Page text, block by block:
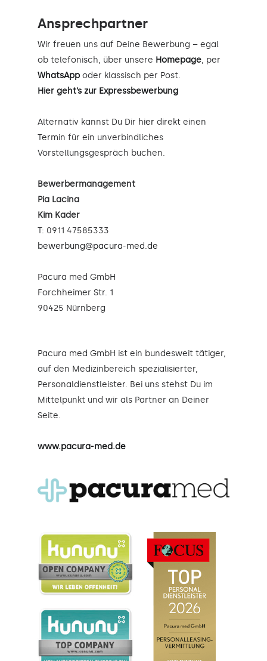
Ansprechpartner
Wir freuen uns auf Deine Bewerbung – egal
ob telefonisch, über unsere Homepage, per
WhatsApp oder klassisch per Post.
Hier geht’s zur Expressbewerbung
Alternativ kannst Du Dir hier direkt einen
Termin für ein unverbindliches
Vorstellungsgespräch buchen.
Bewerbermanagement
Pia Lacina
Kim Kader
T: 0911 47585333
bewerbung@pacura-med.de
Pacura med GmbH
Forchheimer Str. 1
90425 Nürnberg
Pacura med GmbH ist ein bundesweit tätiger,
auf den Medizinbereich spezialisierter,
Personaldienstleister. Bei uns stehst Du im
Mittelpunkt und wir als Partner an Deiner
Seite.
www.pacura-med.de